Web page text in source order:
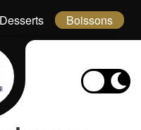
Desserts Boissons